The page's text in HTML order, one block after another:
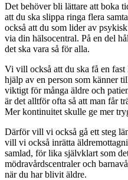
Det behöver bli lättare att boka
att du ska slippa ringa flera
också att du som lider av
via din hälsocentral. På en del
det ska vara så för alla.
Vi vill också att du ska få en
hjälp av en person som känner
viktigt för många äldre och
är det alltför ofta så att man får
Mer kontinuitet skulle ge mer
Därför vill vi också gå ett steg
vill vi också inrätta
samlad, för lika självklart som
mödravårdscentraler och
när du har blivit äldre.